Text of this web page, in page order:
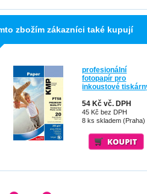
zbožím zákazníci také kupují
profesionální
fotopapír pro
inkoustové
54 Kč vč. DPH
45 Kč bez DPH
8 ks skladem (Praha)